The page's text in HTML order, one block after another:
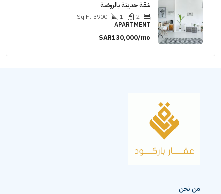
شقة حديثة بالروضة
3900
Sq Ft
APARTMENT
SAR130,000/mo
من نحن